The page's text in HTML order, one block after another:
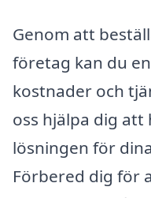
Genom att
företag kan du
kostnader och
oss hjälpa dig att
lösningen för
Förbered dig för